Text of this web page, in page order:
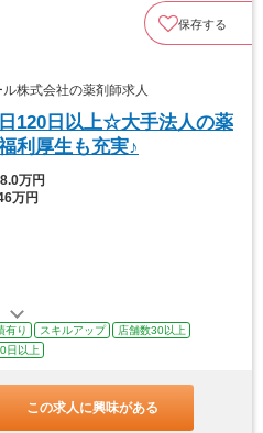
保存する
株式会社の薬剤師求人
120日以上☆大手法人の薬
利厚生も充実♪
万円
万円
有り スキルアップ
店舗数30以上
日以上
この求人に興味がある